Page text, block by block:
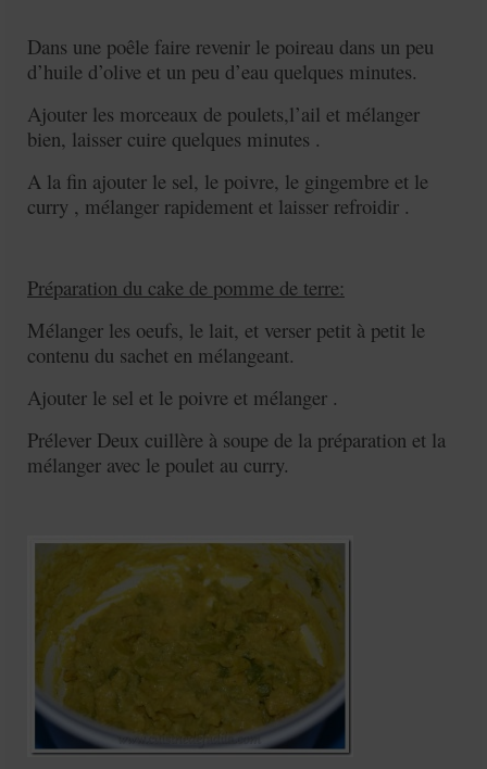
Dans une poêle faire revenir le poireau dans un peu
d’huile d’olive et un peu d’eau quelques minutes.
Ajouter les morceaux de poulets,l’ail et mélanger
bien, laisser cuire quelques minutes .
A la fin ajouter le sel, le poivre, le gingembre et le
curry , mélanger rapidement et laisser refroidir .
Préparation du cake de pomme de terre:
Mélanger les oeufs, le lait, et verser petit à petit le
contenu du sachet en mélangeant.
Ajouter le sel et le poivre et mélanger .
Prélever Deux cuillère à soupe de la préparation et la
mélanger avec le poulet au curry.